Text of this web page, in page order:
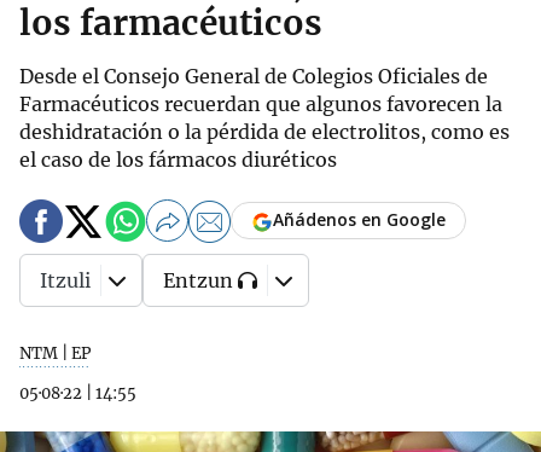
los farmacéuticos
Desde el Consejo General de Colegios Oficiales de
Farmacéuticos recuerdan que algunos favorecen la
deshidratación o la pérdida de electrolitos, como es
el caso de los fármacos diuréticos
NTM | EP
05·08·22
14:55
Añádenos en Google
Itzuli Entzun